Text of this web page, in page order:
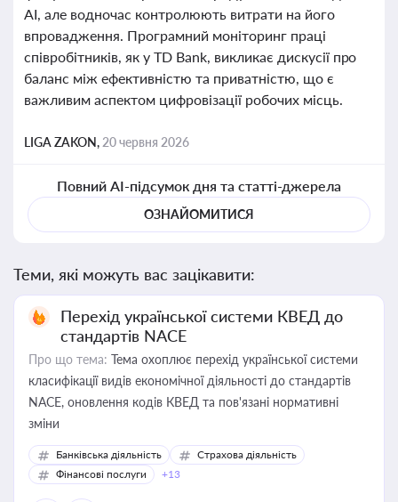
AI, але водночас контролюють витрати на його
впровадження. Програмний моніторинг праці
співробітників, як у TD Bank, викликає дискусії про
баланс між ефективністю та приватністю, що є
важливим аспектом цифровізації робочих місць.
LIGA ZAKON, 20 червня 2026
Повний AI-підсумок дня та статті-джерела
ОЗНАЙОМИТИСЯ
Теми, які можуть вас зацікавити:
Перехід української системи КВЕД до
стандартів NACE
Про що тема: Тема охоплює перехід української системи
класифікації видів економічної діяльності до стандартів
NACE, оновлення кодів КВЕД та пов'язані нормативні
зміни
Банківська діяльність
Страхова діяльність
Фінансові послуги
+13